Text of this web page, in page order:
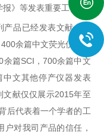
》等发表重要工作。
品已经发表文献合计
余篇中文荧光仪发表
篇SCI，700余篇中文
文其他停产仪器发表
文献仅仅展示2015年至
后代表着一个学者的工
对我司产品的信任，